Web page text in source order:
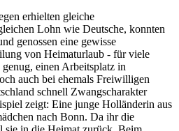
erhielten gleiche
Lohn wie Deutsche, konnten
genossen eine gewisse
von Heimaturlaub - für viele
einen Arbeitsplatz in
auch bei ehemals Freiwilligen
schnell Zwangscharakter
zeigt: Eine junge Holländerin aus
nach Bonn. Da ihr die